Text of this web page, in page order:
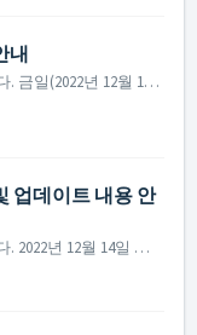
내
안녕하세요, 아스트로킹즈 운영팀입니다. 금일(2022년 12월 14일) 진행된 패치노트에 대해 안내해 드립니다. ▶ 2022년 12월 14일 패치노트 안내 - 특정 환경에서 일부 패키지 구매 시 오류가 발생하는 현상을 수정했습니다. ※ 참고...
업데이트 내용 안
안녕하세요, 아스트로킹즈 운영팀입니다. 2022년 12월 14일 진행될 정기점검과 업데이트 내용에 대해 안내해 드립니다. ※ 해당 공지는 사전 공지이기에 일부 내용이 변경될 수 있으며, 변경 시 미리 공지를 통해 안내해 드릴 예정입니다. ▶ 2022년 ...